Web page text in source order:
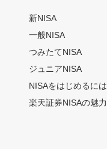
新NISA
一般NISA
つみたてNISA
ジュニアNISA
NISAをはじめるには
楽天証券NISAの魅力